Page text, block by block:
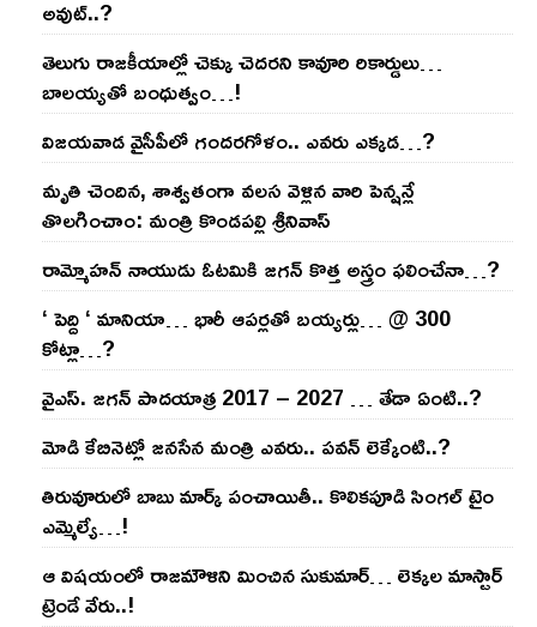
అవుట్‌..?
తెలుగు రాజ‌కీయాల్లో చెక్కు చెద‌ర‌ని కావూరి రికార్డులు…
బాల‌య్యతో బంధుత్వం…!
విజ‌య‌వాడ వైసీపీలో గంద‌ర‌గోళం.. ఎవ‌రు ఎక్క‌డ‌…?
మృతి చెందిన, శాశ్వతంగా వలస వెళ్లిన వారి పెన్ష‌న్లే
తొల‌గించాం: మంత్రి కొండపల్లి శ్రీనివాస్
రామ్మోహ‌న్ నాయుడు ఓట‌మికి జ‌గ‌న్ కొత్త అస్త్రం ఫ‌లించేనా…?
‘ పెద్ది ‘ మానియా… భారీ ఆప‌ర్ల‌తో బ‌య్య‌ర్లు… @ 300
కోట్లా…?
వైఎస్‌. జ‌గ‌న్ పాద‌యాత్ర 2017 – 2027 … తేడా ఏంటి..?
మోడి కేబినెట్లో జ‌నసేన మంత్రి ఎవ‌రు.. ప‌వ‌న్ లెక్కేంటి..?
తిరువూరులో బాబు మార్క్ పంచాయితీ.. కొలిక‌పూడి సింగ‌ల్ టైం
ఎమ్మెల్యే…!
ఆ విష‌యంలో రాజ‌మౌళిని మించిన సుకుమార్‌… లెక్క‌ల మాస్టార్
ట్రెండే వేరు..!